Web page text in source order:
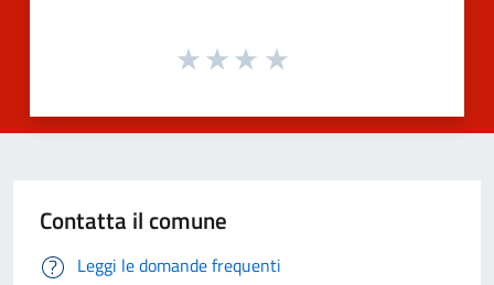
Contatta il comune
Leggi le domande frequenti